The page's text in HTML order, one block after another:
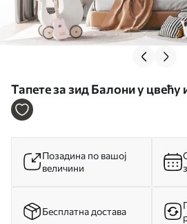
Тапете за зид Балони у цвећу
бр. u94445
Позадина по вашој
величини
Бесплатна достава